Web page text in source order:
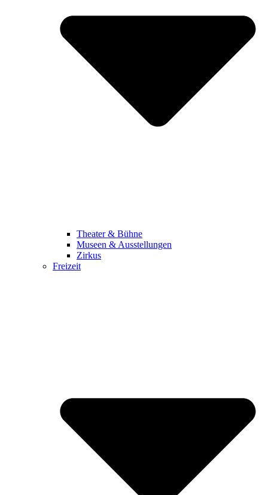
Theater & Bühne
Museen & Ausstellungen
Zirkus
Freizeit